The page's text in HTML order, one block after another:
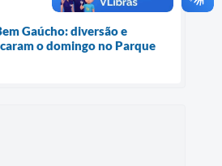
Gaúcho: diversão e
o domingo no Parque